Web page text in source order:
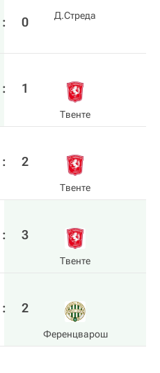
: 0 Д.Стреда
: 1
Твенте
: 2
Твенте
: 3
Твенте
: 2
Ференцварош